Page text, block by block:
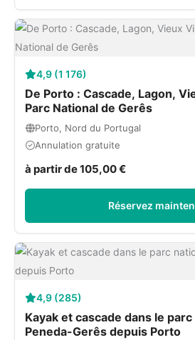
4,9 (1 176)
De Porto : Cascade, Lagon,
Parc National de Gerês
Porto, Nord du Portugal
Annulation gratuite
à partir de 105,00 €
Réservez
4,9 (285)
Kayak et cascade dans le
Peneda-Gerês depuis Porto